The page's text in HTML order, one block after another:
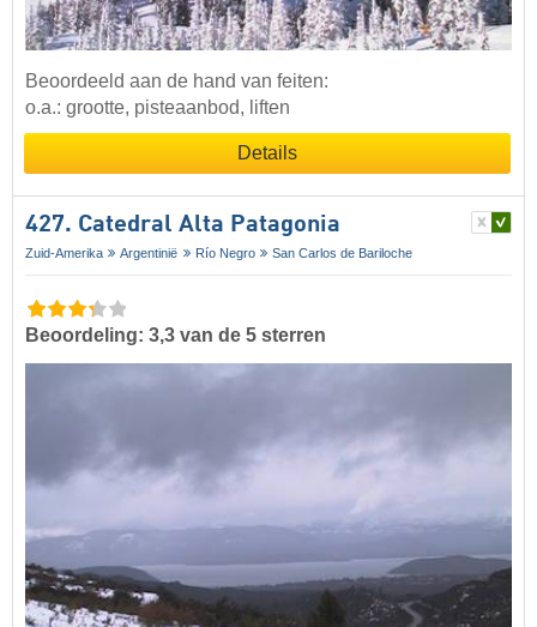
Beoordeeld aan de hand van feiten:
o.a.: grootte, pisteaanbod, liften
Details
427. Catedral Alta Patagonia
Zuid-Amerika Argentinië Río Negro San Carlos de Bariloche
Beoordeling: 3,3 van de 5 sterren